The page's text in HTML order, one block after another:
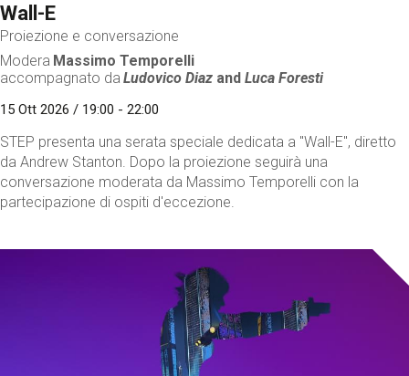
Wall-E
Proiezione e conversazione
Modera Massimo Temporelli
accompagnato da Ludovico Diaz andLuca Foresti
15 Ott 2026 / 19:00 - 22:00
STEP presenta una serata speciale dedicata a "Wall-E", diretto
da Andrew Stanton. Dopo la proiezione seguirà una
conversazione moderata da Massimo Temporelli con la
partecipazione di ospiti d'eccezione.